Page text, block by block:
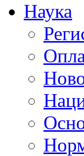
Наука